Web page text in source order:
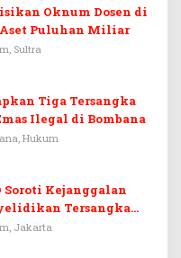
Oknum Dosen di
Puluhan Miliar
Sultra
Tiga Tersangka
Ilegal di Bombana
Hukum
Soroti Kejanggalan
Tersangka
Jakarta